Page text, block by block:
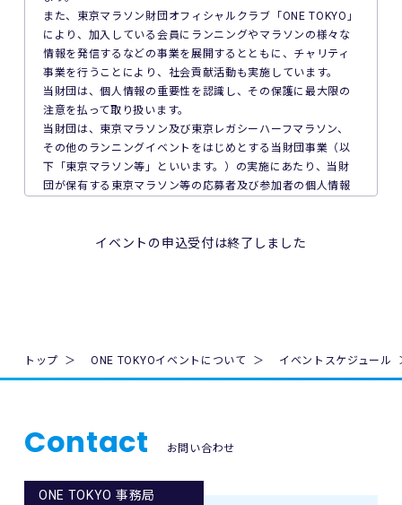
6. 本イベントの参加料についての領収証は発行いたしませ
ん。
7. 主催者は本イベントの参加者の疾病や紛失、その他の事故
に際し、主催者に故意又は重過失がある場合を除き、主催者
が加入する保険の給付額以上の損害を賠償する責任を負いま
せん。なお、本イベントの参加者は、自己の健康状態や体調
に注意を払うものとします。
8. 本イベント中の映像・写真・記事・記録・参加者の氏名、
のテレビ・新聞・雑誌・SNS・インターネット等での掲載及
び利用の権利は主催者に属します。
されるものとします。
宜の場所に掲示（及び登録されたメールアドレスへの通知
12. 本イベントに関連して生ずる一切の紛争については、東
また、東京マラソン財団オフィシャルクラブ「ONE TOKYO」
により、加入している会員にランニングやマラソンの様々な
情報を発信するなどの事業を展開するとともに、チャリティ
事業を行うことにより、社会貢献活動も実施しています。
当財団は、個人情報の重要性を認識し、その保護に最大限の
注意を払って取り扱います。
当財団は、東京マラソン及び東京レガシーハーフマラソン、
その他のランニングイベントをはじめとする当財団事業（以
下「東京マラソン等」といいます。）の実施にあたり、当財
団が保有する東京マラソン等の応募者及び参加者の個人情報
1. 法令、国が定める指針その他の規範の遵守について
程」といいます。）を遵守し、厳正な管理のもとで行いま
当財団は、個人情報の取得、利用及び提供を必要とする場合
には、日本工業規格「個人情報保護マネジメントシステム 要
護マネジメントシステムを遵守し、厳正な管理のもとで行い
イベントの申込受付は終了しました
トップ ONE TOKYOイベントについて イベントスケジュール
Contact お問い合わせ
ONE TOKYO 事務局